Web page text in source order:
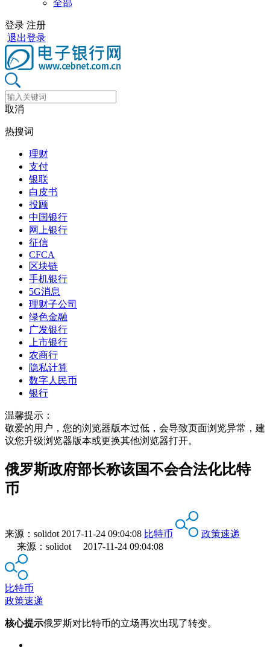
全部
登录 注册
退出登录
取消
热搜词
理财
支付
银联
白皮书
投顾
中国银行
网上银行
征信
CFCA
区块链
手机银行
5G消息
理财子公司
绿色金融
广发银行
上市银行
农商行
隐私计算
数字人民币
银行
温馨提示：
敬爱的用户，您的浏览器版本过低，会导致页面浏览异常，建
议您升级浏览器版本或更换其他浏览器打开。
俄罗斯政府部长称该国不会合法化比特
币
来源： solidot 2017-11-24 09:04:08 比特币
政策速递
来源：solidot 2017-11-24 09:04:08
比特币
政策速递
核心提示俄罗斯对比特币的立场再次出现了转变。